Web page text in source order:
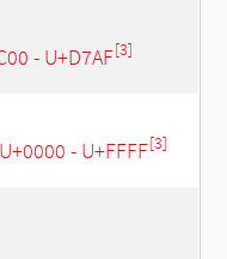
- U+D7AF[3]
- U+FFFF[3]